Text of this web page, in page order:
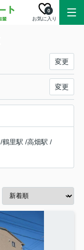
お気に入り
0
変更
変更
/鶴里駅 /高畑駅 /